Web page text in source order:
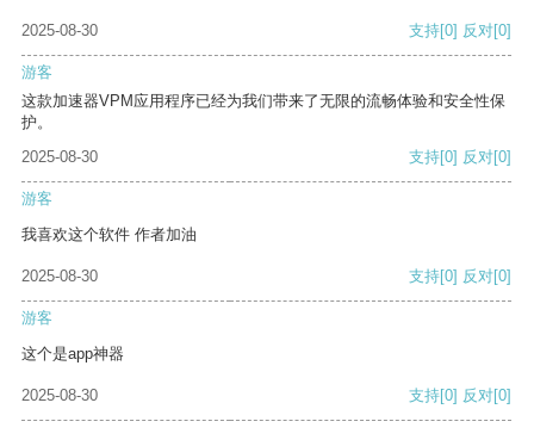
2025-08-30 支持[0] 反对[0]
游客
这款加速器VPM应用程序已经为我们带来了无限的流畅体验和安全性保
护。
2025-08-30
支持[0] 反对[0]
游客
我喜欢这个软件 作者加油
2025-08-30 支持[0] 反对[0]
游客
这个是app神器
2025-08-30 支持[0] 反对[0]